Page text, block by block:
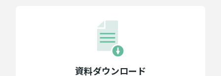
資料ダウンロード